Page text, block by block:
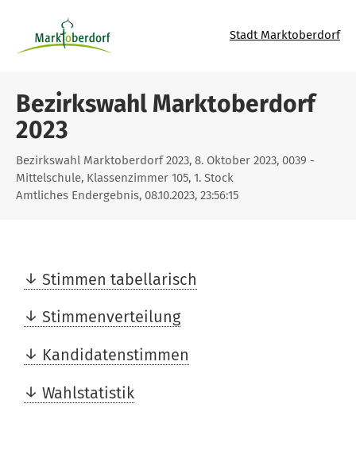
Stadt Marktoberdorf
Bezirkswahl Marktoberdorf
2023
Bezirkswahl Marktoberdorf 2023, 8. Oktober 2023, 0039 -
Mittelschule, Klassenzimmer 105, 1. Stock
Amtliches Endergebnis, 08.10.2023, 23:56:15
Stimmen tabellarisch
Stimmenverteilung
Kandidatenstimmen
Wahlstatistik